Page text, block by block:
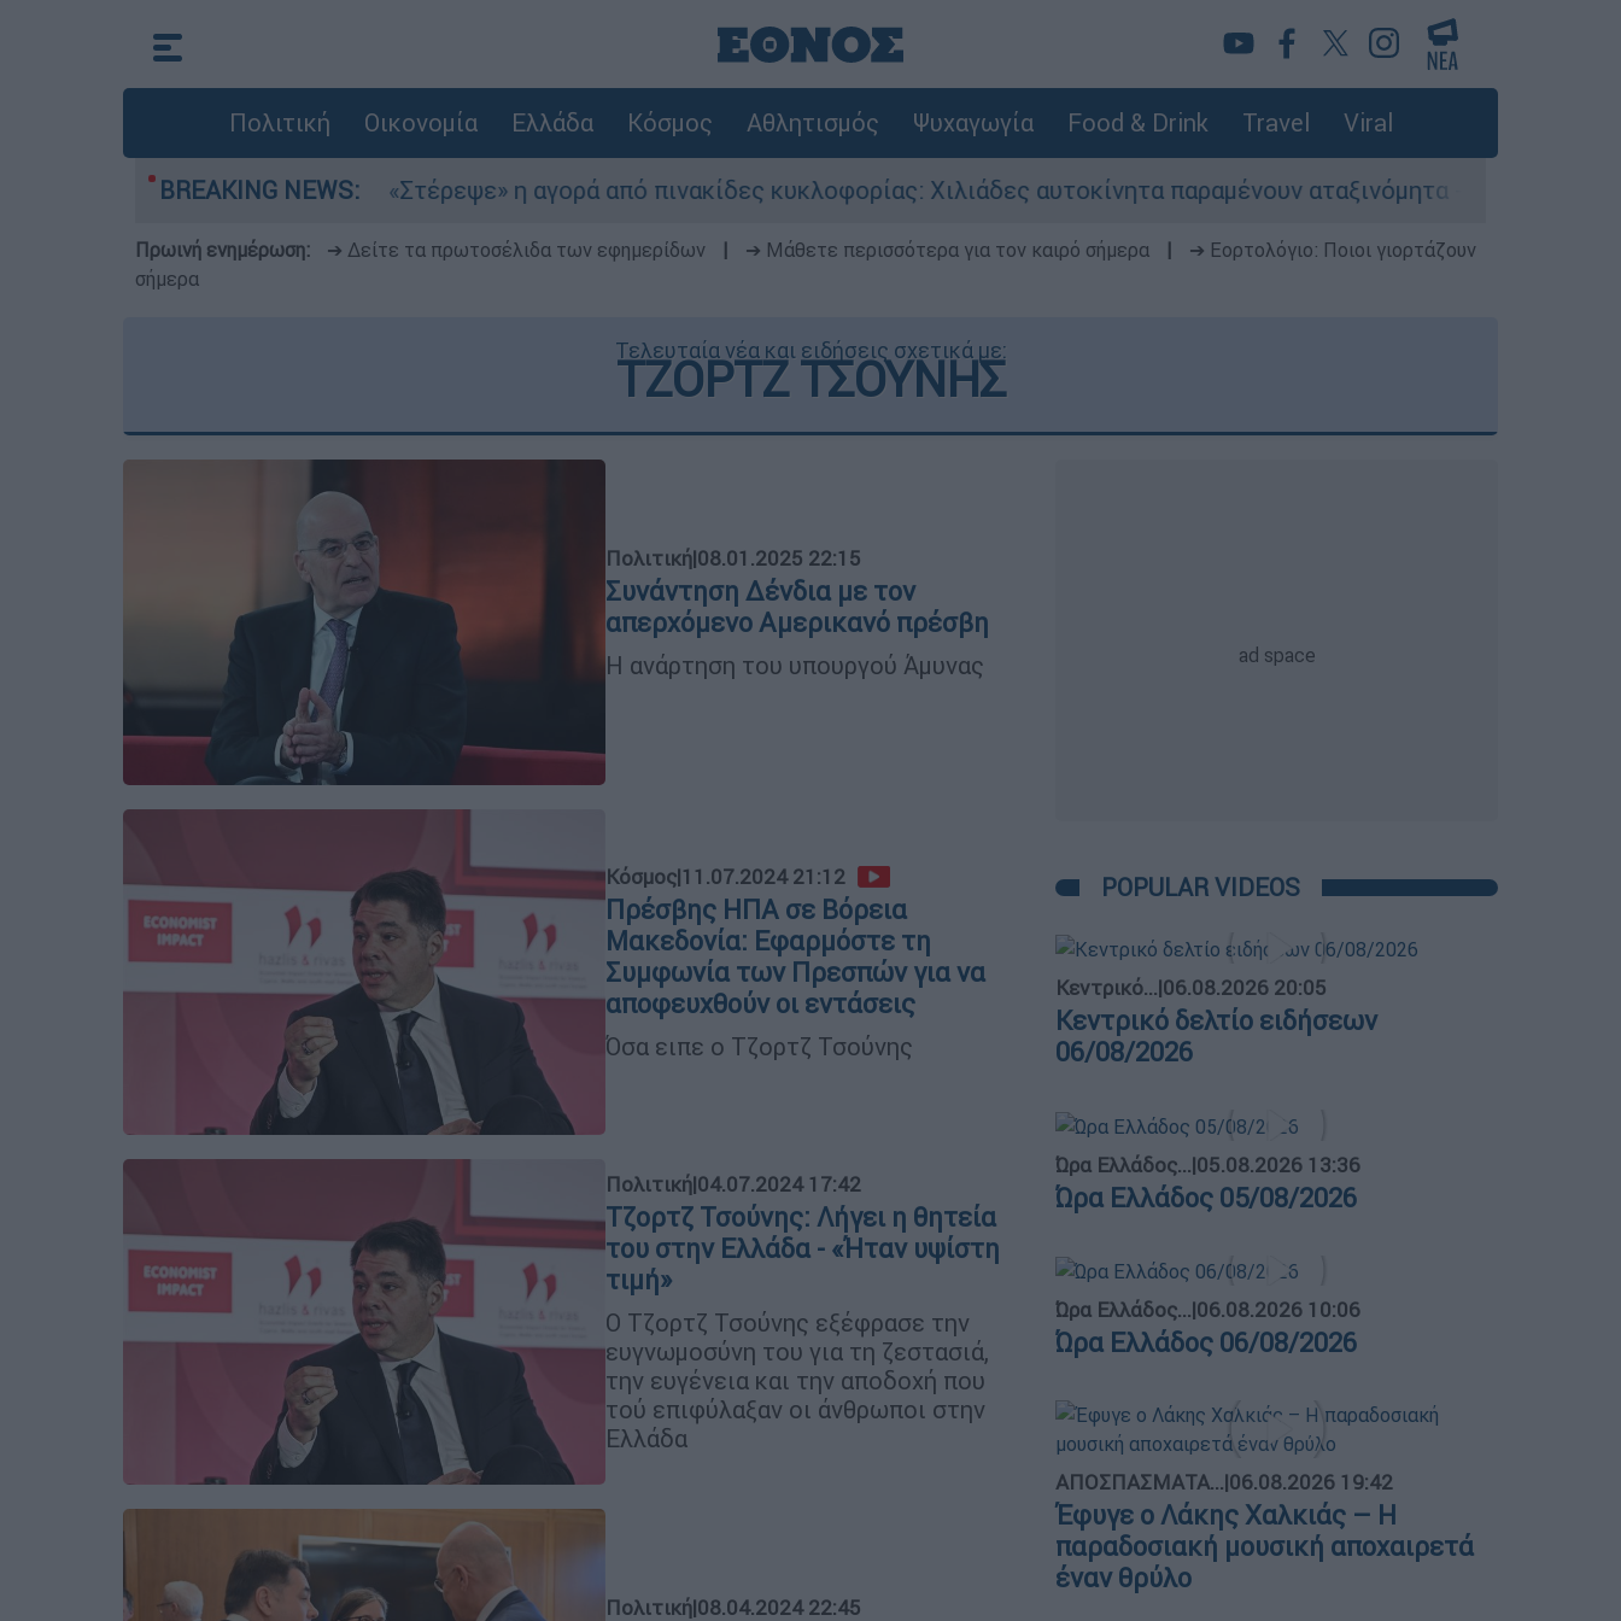
Πολιτική Οικονομία Ελλάδα Κόσμος Αθλητισμός Ψυχαγωγία Food & Drink Travel Viral
BREAKING NEWS:
«Στέρεψε» η αγορά από πινακίδες κυκλοφορίας: Χιλιάδες αυτοκίνητα παραμένουν αταξινόμητα - Λύση αναζητά το υπουργείο
Πρωινή ενημέρωση: ➔ Δείτε τα πρωτοσέλιδα των εφημερίδων ➔ Μάθετε περισσότερα για τον καιρό σήμερα
➔ Εορτολόγιο: Ποιοι γιορτάζουν
σήμερα
Τελευταία νέα και ειδήσεις σχετικά με:
ΤΖΟΡΤΖ ΤΣΟΥΝΗΣ
Πολιτική|08.01.2025 22:15
Συνάντηση Δένδια με τον
απερχόμενο Αμερικανό πρέσβη
Η ανάρτηση του υπουργού Άμυνας
Κόσμος|11.07.2024 21:12
Πρέσβης ΗΠΑ σε Βόρεια
Μακεδονία: Εφαρμόστε τη
Συμφωνία των Πρεσπών για να
αποφευχθούν οι εντάσεις
Όσα ειπε ο Τζορτζ Τσούνης
Πολιτική|04.07.2024 17:42
Τζορτζ Τσούνης: Λήγει η θητεία
του στην Ελλάδα - «Ήταν υψίστη
τιμή»
Ο Τζορτζ Τσούνης εξέφρασε την
ευγνωμοσύνη του για τη ζεστασιά,
την ευγένεια και την αποδοχή που
τού επιφύλαξαν οι άνθρωποι στην
Ελλάδα
Πολιτική|08.04.2024 22:45
POPULAR VIDEOS
Κεντρικό...|06.08.2026 20:05
Κεντρικό δελτίο ειδήσεων
06/08/2026
Ώρα Ελλάδος...|05.08.2026 13:36
Ώρα Ελλάδος 05/08/2026
Ώρα Ελλάδος...|06.08.2026 10:06
Ώρα Ελλάδος 06/08/2026
ΑΠΟΣΠΑΣΜΑΤΑ...|06.08.2026 19:42
Έφυγε ο Λάκης Χαλκιάς – Η
παραδοσιακή μουσική αποχαιρετά
έναν θρύλο